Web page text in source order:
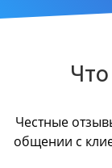
Честные
общении с